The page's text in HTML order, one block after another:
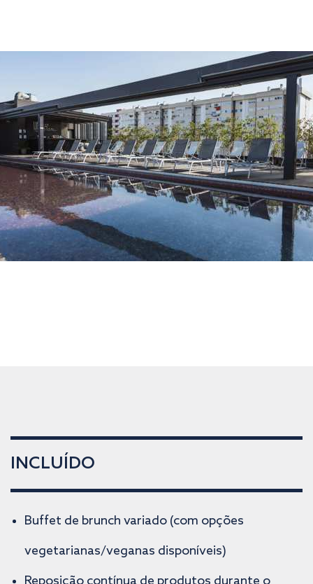
INCLUÍDO
Buffet de brunch variado (com opções
vegetarianas/veganas disponíveis)